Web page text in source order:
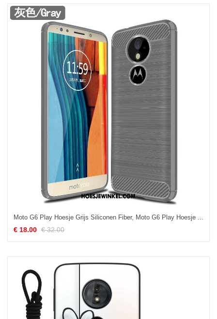
Moto G6 Play Hoesje Grijs Siliconen Fiber, Moto G6 Play Hoesje Anti-fall Licht
€ 18.00 € 32.00